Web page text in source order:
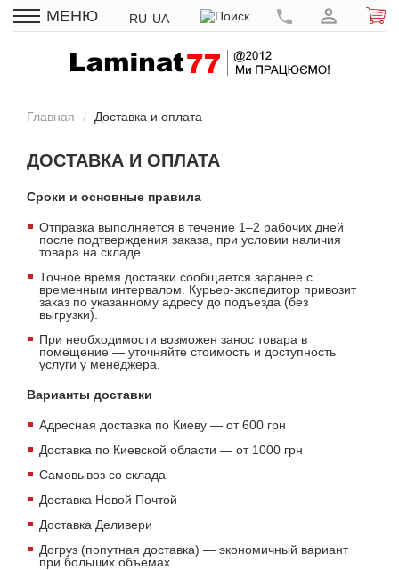
МЕНЮ RU UA
Главная Доставка и оплата
ДОСТАВКА И ОПЛАТА
Сроки и основные правила
Отправка выполняется в течение 1–2 рабочих дней
после подтверждения заказа, при условии наличия
товара на складе.
Точное время доставки сообщается заранее с
временным интервалом. Курьер-экспедитор привозит
заказ по указанному адресу до подъезда (без
выгрузки).
При необходимости возможен занос товара в
помещение — уточняйте стоимость и доступность
услуги у менеджера.
Варианты доставки
Адресная доставка по Киеву — от 600 грн
Доставка по Киевской области — от 1000 грн
Самовывоз со склада
Доставка Новой Почтой
Доставка Деливери
Догруз (попутная доставка) — экономичный вариант
при больших объемах